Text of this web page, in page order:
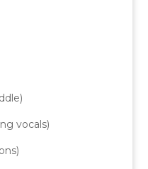
vocals)